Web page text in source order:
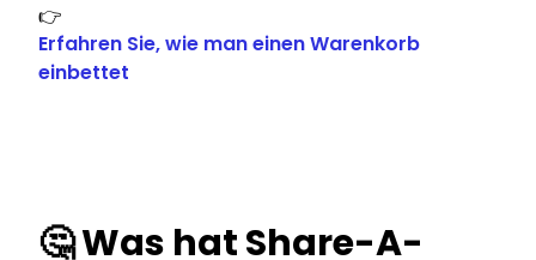
👉
Erfahren Sie, wie man einen Warenkorb
einbettet
🤔 Was hat Share-A-